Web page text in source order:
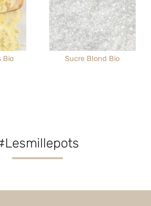
Bio Sucre Blond Bio